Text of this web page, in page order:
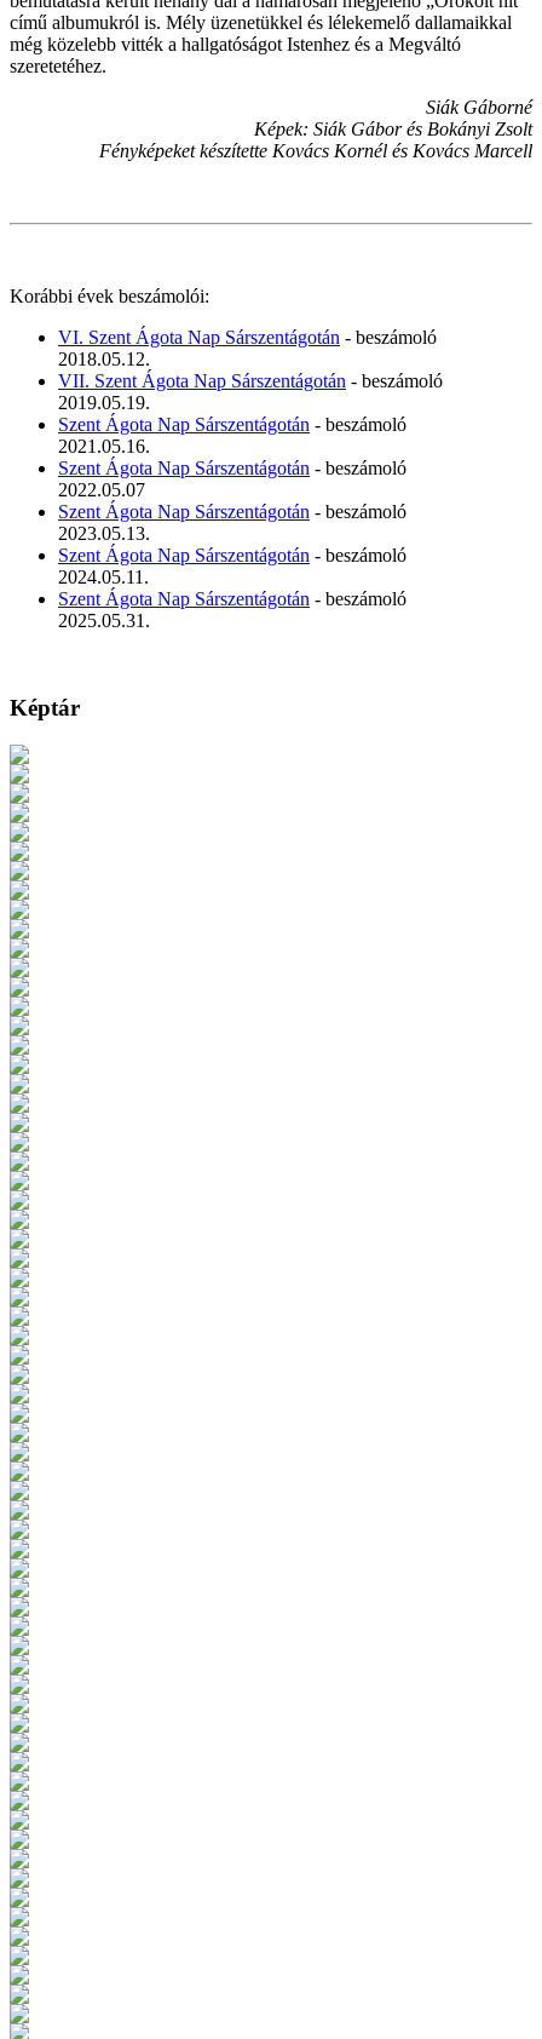
című albumukról is. Mély üzenetükkel és lélekemelő dallamaikkal
még közelebb vitték a hallgatóságot Istenhez és a Megváltó
szeretetéhez.
Siák Gáborné
Képek: Siák Gábor és Bokányi Zsolt
Fényképeket készítette Kovács Kornél és Kovács Marcell
Korábbi évek beszámolói:
VI. Szent Ágota Nap Sárszentágotán - beszámoló
2018.05.12.
VII. Szent Ágota Nap Sárszentágotán - beszámoló
2019.05.19.
Szent Ágota Nap Sárszentágotán - beszámoló
2021.05.16.
Szent Ágota Nap Sárszentágotán - beszámoló
2022.05.07
Szent Ágota Nap Sárszentágotán - beszámoló
2023.05.13.
Szent Ágota Nap Sárszentágotán - beszámoló
2024.05.11.
Szent Ágota Nap Sárszentágotán - beszámoló
2025.05.31.
Képtár